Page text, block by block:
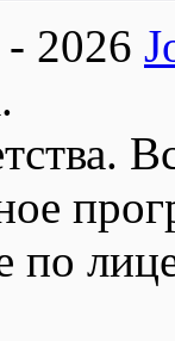
2026
по